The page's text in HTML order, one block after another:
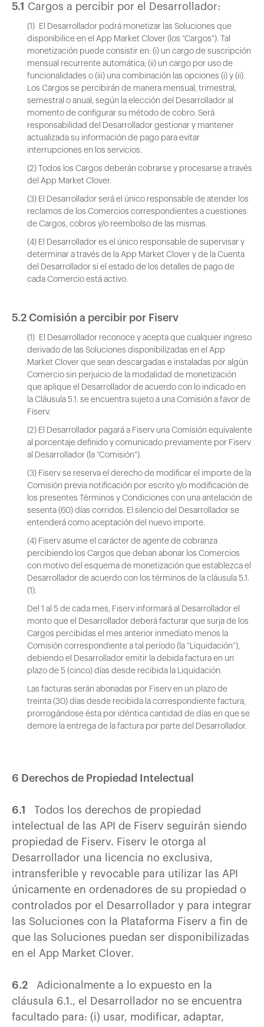
5.1 Cargos a percibir por el Desarrollador:
(1) El Desarrollador podrá monetizar las Soluciones que
disponibilice en el App Market Clover (los “Cargos”). Tal
monetización puede consistir en: (i) un cargo de suscripción
mensual recurrente automática; (ii) un cargo por uso de
funcionalidades o (iii) una combinación las opciones (i) y (ii).
Los Cargos se percibirán de manera mensual, trimestral,
semestral o anual, según la elección del Desarrollador al
momento de configurar su método de cobro. Será
responsabilidad del Desarrollador gestionar y mantener
actualizada su información de pago para evitar
interrupciones en los servicios.
(2) Todos los Cargos deberán cobrarse y procesarse a través
del App Market Clover.
(3) El Desarrollador será el único responsable de atender los
reclamos de los Comercios correspondientes a cuestiones
de Cargos, cobros y/o reembolso de las mismas.
(4) El Desarrollador es el único responsable de supervisar y
determinar a través de la App Market Clover y de la Cuenta
del Desarrollador si el estado de los detalles de pago de
cada Comercio está activo.
5.2 Comisión a percibir por Fiserv
(1) El Desarrollador reconoce y acepta que cualquier ingreso
derivado de las Soluciones disponibilizadas en el App
Market Clover que sean descargadas e instaladas por algún
Comercio sin perjuicio de la modalidad de monetización
que aplique el Desarrollador de acuerdo con lo indicado en
la Cláusula 5.1. se encuentra sujeto a una Comisión a favor de
Fiserv.
(2) El Desarrollador pagará a Fiserv una Comisión equivalente
al porcentaje definido y comunicado previamente por Fiserv
al Desarrollador (la “Comisión”).
(3) Fiserv se reserva el derecho de modificar el importe de la
Comisión previa notificación por escrito y/o modificación de
los presentes Términos y Condiciones con una antelación de
sesenta (60) días corridos. El silencio del Desarrollador se
entenderá como aceptación del nuevo importe.
(4) Fiserv asume el carácter de agente de cobranza
percibiendo los Cargos que deban abonar los Comercios
con motivo del esquema de monetización que establezca el
Desarrollador de acuerdo con los términos de la cláusula 5.1.
(1).
Del 1 al 5 de cada mes, Fiserv informará al Desarrollador el
monto que el Desarrollador deberá facturar que surja de los
Cargos percibidas el mes anterior inmediato menos la
Comisión correspondiente a tal período (la “Liquidación”),
debiendo el Desarrollador emitir la debida factura en un
plazo de 5 (cinco) días desde recibida la Liquidación.
Las facturas serán abonadas por Fiserv en un plazo de
treinta (30) días desde recibida la correspondiente factura,
prorrogándose ésta por idéntica cantidad de días en que se
demore la entrega de la factura por parte del Desarrollador.
6 Derechos de Propiedad Intelectual
6.1 Todos los derechos de propiedad
intelectual de las API de Fiserv seguirán siendo
propiedad de Fiserv. Fiserv le otorga al
Desarrollador una licencia no exclusiva,
intransferible y revocable para utilizar las API
únicamente en ordenadores de su propiedad o
controlados por el Desarrollador y para integrar
las Soluciones con la Plataforma Fiserv a fin de
que las Soluciones puedan ser disponibilizadas
en el App Market Clover.
6.2 Adicionalmente a lo expuesto en la
cláusula 6.1., el Desarrollador no se encuentra
facultado para: (i) usar, modificar, adaptar,